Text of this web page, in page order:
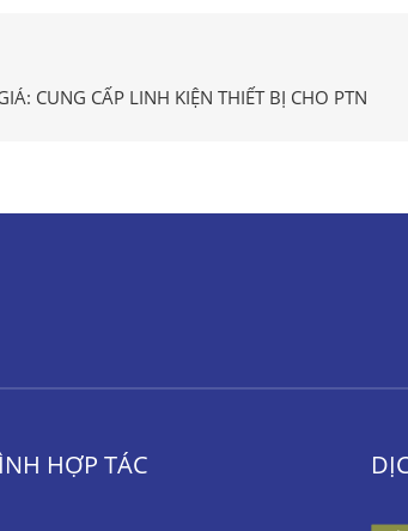
CUNG CẤP LINH KIỆN THIẾT BỊ CHO PTN
HỢP TÁC